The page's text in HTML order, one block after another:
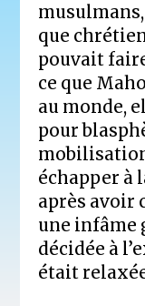
que
pouvait
ce que
au monde,
pour
échapper à
après avoir
une infâme
décidée à
était